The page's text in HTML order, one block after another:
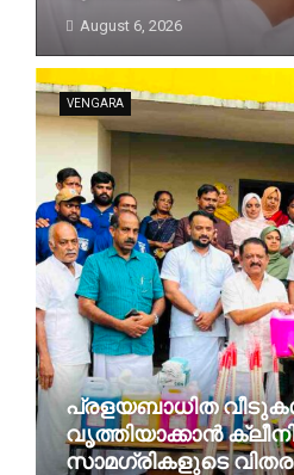
August 6, 2026
VENGARA
പ്രളയബാധിത
വൃത്തിയാക്കാൻ
സാമഗ്രികളുടെ